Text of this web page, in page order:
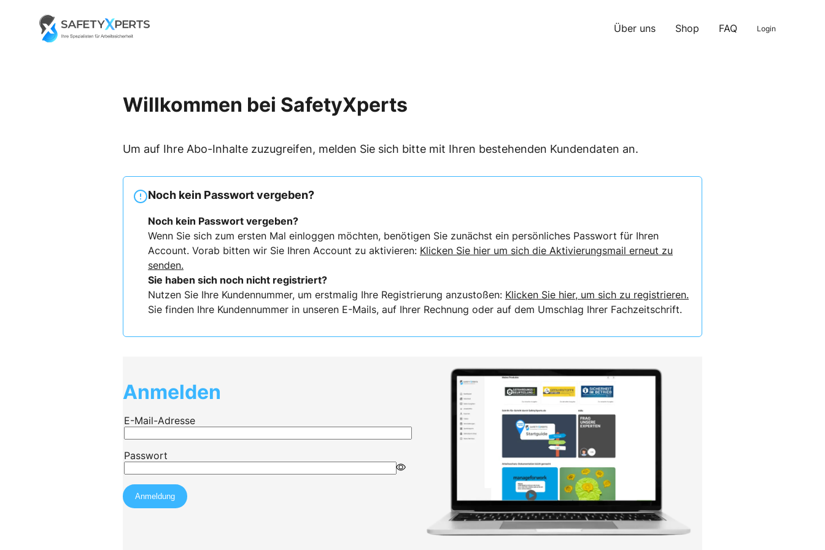
Go to landing page.
Über uns Shop FAQ Login
Willkommen bei SafetyXperts
Um auf Ihre Abo-Inhalte zuzugreifen, melden Sie sich bitte mit Ihren bestehenden Kundendaten an.
Noch kein Passwort vergeben?
Noch kein Passwort vergeben?
Wenn Sie sich zum ersten Mal einloggen möchten, benötigen Sie zunächst ein persönliches Passwort für Ihren
Account. Vorab bitten wir Sie Ihren Account zu aktivieren: Klicken Sie hier um sich die Aktivierungsmail erneut zu
senden.
Sie haben sich noch nicht registriert?
Nutzen Sie Ihre Kundennummer, um erstmalig Ihre Registrierung anzustoßen: Klicken Sie hier, um sich zu registrieren.
Sie finden Ihre Kundennummer in unseren E-Mails, auf Ihrer Rechnung oder auf dem Umschlag Ihrer Fachzeitschrift.
Anmelden